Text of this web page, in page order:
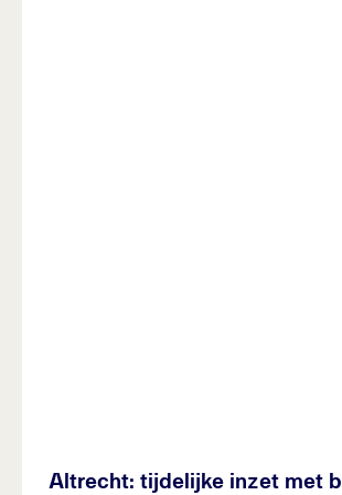
Altrecht: tijdelijke inzet met